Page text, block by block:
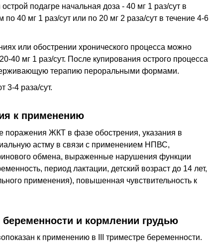
подагре начальная доза - 40 мг 1 раз/сут в
по 40 мг 1 раз/сут или по 20 мг 2 раза/сут в течение 4-6
или обострении хронического процесса можно
40 мг 1 раз/сут. После купирования острого процесса
терапию пероральными формами.
3-4 раза/сут.
к применению
поражения ЖКТ в фазе обострения, указания в
астму в связи с применением НПВС,
обмена, выраженные нарушения функции
период лактации, детский возраст до 14 лет,
применения), повышенная чувствительность к
и кормлении грудью
к применению в III триместре беременности.